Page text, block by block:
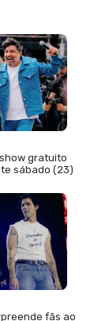
gratuito
sábado (23)
fãs ao